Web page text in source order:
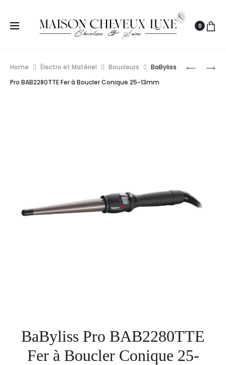
0
BABYLISS
Home Électro et Matériel Boucleurs
BaByliss
Pro BAB2280TTE Fer à Boucler Conique 25-13mm
BaByliss Pro BAB2280TTE
Fer à Boucler Conique 25-